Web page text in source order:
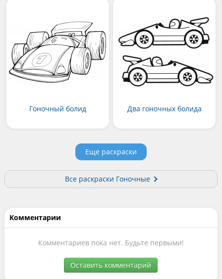
Гоночный болид Два гоночных болида
Еще раскраски
Все раскраски Гоночные
Комментарии
Комментариев пока нет. Будьте первыми!
Оставить комментарий